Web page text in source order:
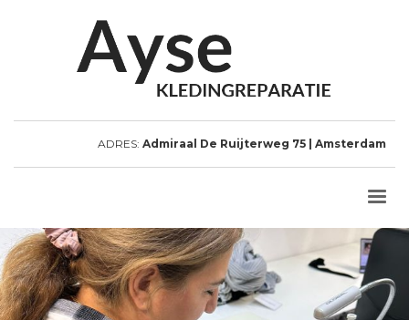
ADRES: Admiraal De Ruijterweg 75 | Amsterdam